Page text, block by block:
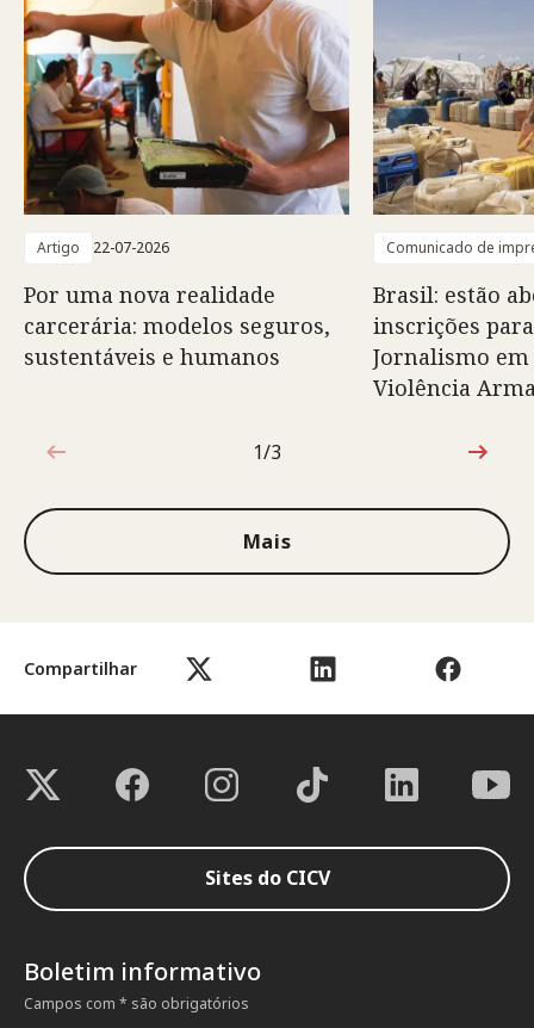
Compartilhar
Artigo 22-07-2026
Por uma nova realidade
carcerária: modelos seguros,
sustentáveis e humanos
Comunicado de
Brasil: estão
inscrições
Jornalismo
Violência
1 de 3
1/3
Mais
Sites do CICV
Boletim informativo
Campos com * são obrigatórios